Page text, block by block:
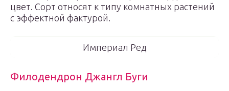
цвет. Сорт относят к типу комнатных растений
с эффектной фактурой.
Империал Ред
Филодендрон Джангл Буги